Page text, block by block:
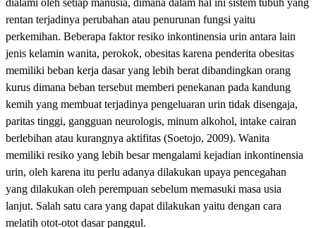
rentan terjadinya perubahan atau penurunan fungsi yaitu
perkemihan. Beberapa faktor resiko inkontinensia urin antara lain
jenis kelamin wanita, perokok, obesitas karena penderita obesitas
memiliki beban kerja dasar yang lebih berat dibandingkan orang
kurus dimana beban tersebut memberi penekanan pada kandung
kemih yang membuat terjadinya pengeluaran urin tidak disengaja,
paritas tinggi, gangguan neurologis, minum alkohol, intake cairan
berlebihan atau kurangnya aktifitas (Soetojo, 2009). Wanita
memiliki resiko yang lebih besar mengalami kejadian inkontinensia
urin, oleh karena itu perlu adanya dilakukan upaya pencegahan
yang dilakukan oleh perempuan sebelum memasuki masa usia
lanjut. Salah satu cara yang dapat dilakukan yaitu dengan cara
melatih otot-otot dasar panggul.